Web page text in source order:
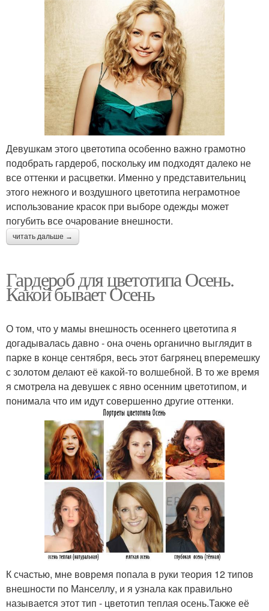
Девушкам этого цветотипа особенно важно грамотно
подобрать гардероб, поскольку им подходят далеко не
все оттенки и расцветки. Именно у представительниц
этого нежного и воздушного цветотипа неграмотное
использование красок при выборе одежды может
погубить все очарование внешности.
читать дальше →
Гардероб для цветотипа Осень.
Какой бывает Осень
О том, что у мамы внешность осеннего цветотипа я
догадывалась давно - она очень органично выглядит в
парке в конце сентября, весь этот багрянец вперемешку
с золотом делают её какой-то волшебной. В то же время
я смотрела на девушек с явно осенним цветотипом, и
понимала что им идут совершенно другие оттенки.
К счастью, мне вовремя попала в руки теория 12 типов
внешности по Манселлу, и я узнала как правильно
называется этот тип - цветотип теплая осень.Также её